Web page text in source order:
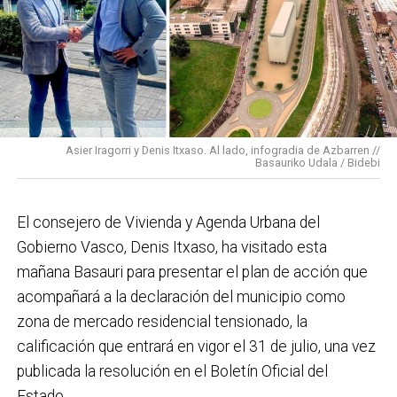
Basauri por el que trabajamos: más accesible, más
conectado y pensado para todas las personas.
En cuanto a nuestras áreas, estos tres años han dado
para mucho. En Medio Ambiente destacaría el
impulso para la creación de huertos urbanos,la
elaboración del Plan General de Actuación Energética,
el Plan de Acción contra el Ruido y la instalación de
régimen de autoconsumo, que hacen de Basauri un
municipio más sostenible y preparado para el futuro.
En ese sentido, estamos trabajando en acciones de
clima y energía, entre las que destacan el diseño de
una red de refugios climáticos, junto con un Plan de
Actuación ante Episodios de Altas Temperaturas,
como las que recientemente hemos sufrido.
Asier Iragorri y Denis Itxaso. Al lado, infogradia de Azbarren //
Basauriko Udala / Bidebi
El consejero de Vivienda y Agenda Urbana del
Gobierno Vasco, Denis Itxaso, ha visitado esta
mañana Basauri para presentar el plan de acción que
acompañará a la declaración del municipio como
zona de mercado residencial tensionado, la
calificación que entrará en vigor el 31 de julio, una vez
publicada la resolución en el Boletín Oficial del